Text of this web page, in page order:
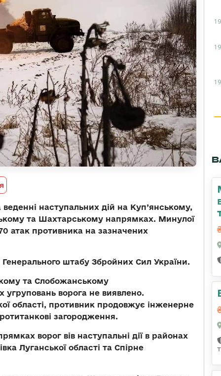
наступальних дій на Куп’янському,
та Шахтарському напрямках. Минулої
атак противника на зазначених
штабу Збройних Сил України.
та Слобожанському
ворога не виявлено.
області, противник продовжує інженерне
загородження.
ворог вів наступальні дії в районах
Луганської області та Спірне